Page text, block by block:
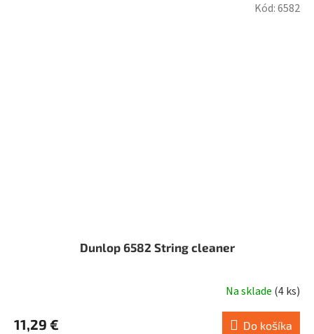
Dunlop 6582 String cleaner
Na sklade (4 ks)
11,29 € Do košíka
Kód:6582